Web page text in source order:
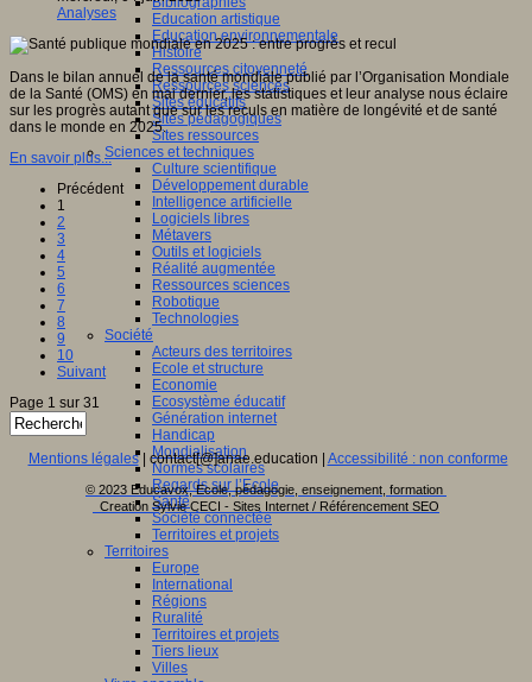
Education artistique
Education environnementale
Histoire
Ressources citoyenneté
Ressources sciences
Sites éducatifs
Sites pédagogiques
Sites ressources
Sciences et techniques
Culture scientifique
Développement durable
Intelligence artificielle
Logiciels libres
Métavers
Outils et logiciels
Réalité augmentée
Ressources sciences
Robotique
Technologies
Société
Acteurs des territoires
Ecole et structure
Economie
Ecosystème éducatif
Génération internet
Handicap
Mondialisation
Normes scolaires
Regards sur l’Ecole
Santé
Société connectée
Territoires et projets
Territoires
Europe
International
Régions
Ruralité
Territoires et projets
Tiers lieux
Villes
Analyses
Dans le bilan annuel de la santé mondiale publié par l’Organisation Mondiale
de la Santé (OMS) en mai dernier, les statistiques et leur analyse nous éclaire
sur les progrès autant que sur les reculs en matière de longévité et de santé
dans le monde en 2025.
En savoir plus...
Précédent
1
2
3
4
5
6
7
8
9
10
Suivant
Page 1 sur 31
Mentions légales| contact[@]anae.education | Accessibilité : non conforme
© 2023 Educavox, Ecole, pédagogie, enseignement, formation
Creation Sylvie CECI - Sites Internet / Référencement SEO